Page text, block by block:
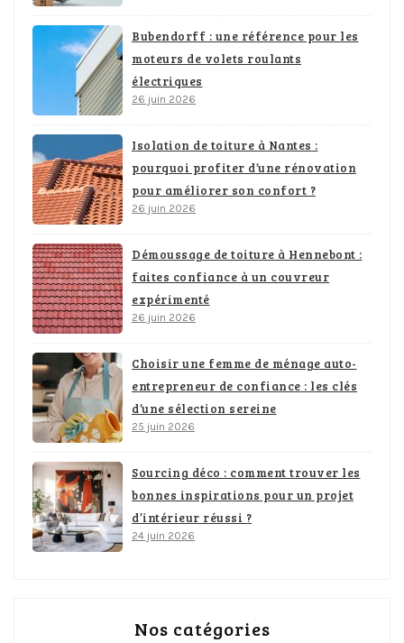
Bubendorff : une référence pour les
moteurs de volets roulants
électriques
26 juin 2026
Isolation de toiture à Nantes :
pourquoi profiter d’une rénovation
pour améliorer son confort ?
26 juin 2026
Démoussage de toiture à Hennebont :
faites confiance à un couvreur
expérimenté
26 juin 2026
Choisir une femme de ménage auto-
entrepreneur de confiance : les clés
d’une sélection sereine
25 juin 2026
Sourcing déco : comment trouver les
bonnes inspirations pour un projet
d’intérieur réussi ?
24 juin 2026
Nos catégories